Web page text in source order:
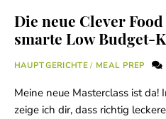
Die neue Clever
smarte Low Budget-
HAUPTGERICHTE / MEAL PREP
Meine neue Masterclass ist da!
zeige ich dir, dass richtig